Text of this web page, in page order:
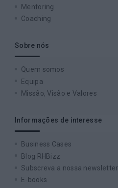
Mentoring
Coaching
Sobre nós
Quem somos
Equipa
Missão, Visão e Valores
Informações de interesse
Business Cases
Blog RHBizz
Subscreva a nossa newsletter
E-books